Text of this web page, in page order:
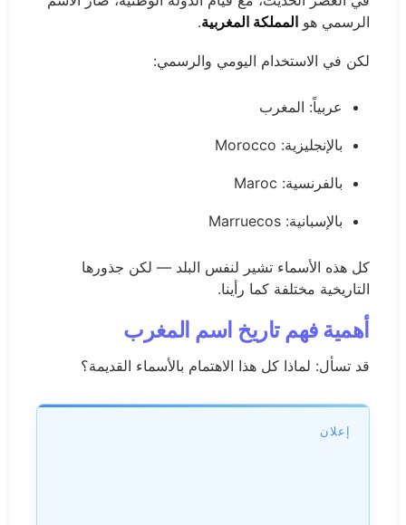
الرسمي هو المملكة المغربية.
لكن في الاستخدام اليومي والرسمي:
عربياً: المغرب
بالإنجليزية: Morocco
بالفرنسية: Maroc
بالإسبانية: Marruecos
كل هذه الأسماء تشير لنفس البلد — لكن جذورها
التاريخية مختلفة كما رأينا.
أهمية فهم تاريخ اسم المغرب
قد تسأل: لماذا كل هذا الاهتمام بالأسماء القديمة؟
إعلان